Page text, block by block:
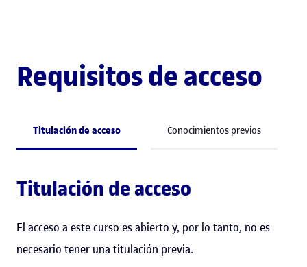
Requisitos de acceso
Titulación de acceso Conocimientos previos
Titulación de acceso
El acceso a este curso es abierto y, por lo tanto, no es
necesario tener una titulación previa.